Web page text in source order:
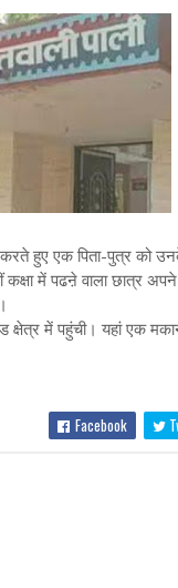
करते हुए एक पिता-पुत्र को
में पढऩे वाला छात्र अपने
क्षेत्र में पहुंची। यहां एक
Facebook